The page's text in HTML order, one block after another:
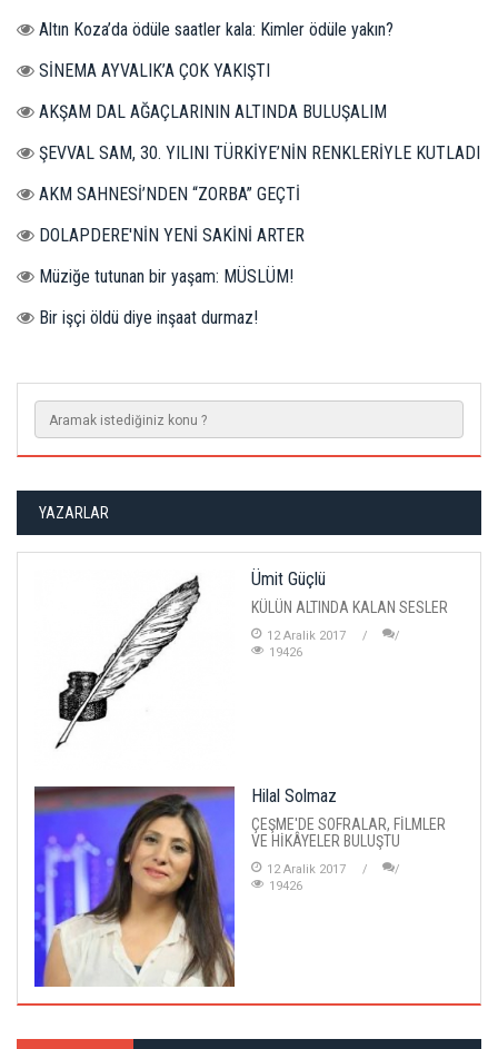
Altın Koza’da ödüle saatler kala: Kimler ödüle yakın?
SİNEMA AYVALIK’A ÇOK YAKIŞTI
AKŞAM DAL AĞAÇLARININ ALTINDA BULUŞALIM
ŞEVVAL SAM, 30. YILINI TÜRKİYE’NİN RENKLERİYLE KUTLADI
AKM SAHNESİ’NDEN “ZORBA” GEÇTİ
DOLAPDERE'NİN YENİ SAKİNİ ARTER
Müziğe tutunan bir yaşam: MÜSLÜM!
Bir işçi öldü diye inşaat durmaz!
YAZARLAR
Ümit Güçlü
KÜLÜN ALTINDA KALAN SESLER
12 Aralik 2017
19426
Hilal Solmaz
ÇEŞME'DE SOFRALAR, FİLMLER
VE HİKÂYELER BULUŞTU
12 Aralik 2017
19426